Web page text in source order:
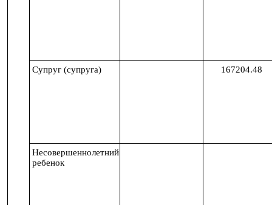
Супруг (супруга) 167204.48
Несовершеннолетний
ребенок